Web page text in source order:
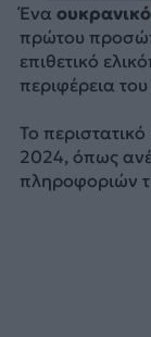
Ένα ουκρανικό
πρώτου
επιθετικό
περιφέρεια
Το
2024, όπως
πληροφοριών